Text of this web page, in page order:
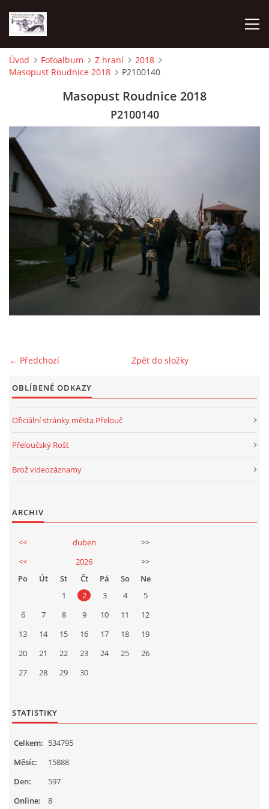
O NÁS
NAPSALI O NÁS
KDE NÁS MŮŽETE SLYŠET 2026
2024
UKÁZKY
KE STAŽENÍ
Ing. Jiří Mach
724914535
mechj@centrum.cz
© 2026 eStránky.cz |Tisk |Aktualizováno: 17. 4. 2026
Úvod Fotoalbum Z hraní
2018
Masopust Roudnice 2018
P2100140
Masopust Roudnice 2018
P2100140
← Předchozí Zpět do složky
OBLÍBENÉ ODKAZY
Oficiální stránky města Přelouč
Přeloučský Rošt
Brož videozáznamy
ARCHIV
<< duben
>>
<<
2026
>>
Po
Út St Čt Pá So
Ne
1
2 3 4
5
6
7 8 9 10 11
12
13
14 15 16 17 18
19
20
21 22 23 24 25
26
27
28 29 30
STATISTIKY
Online: 8
Celkem: 534795
Měsíc:
15888
Den:
597